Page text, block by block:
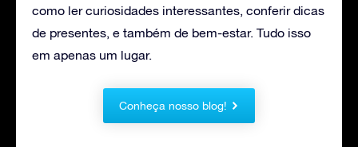
como ler curiosidades interessantes, conferir dicas
de presentes, e também de bem-estar. Tudo isso
em apenas um lugar.
Conheça nosso blog!